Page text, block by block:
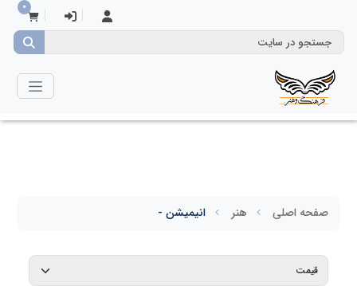
0
صفحه اصلی هنر انیمیشن -